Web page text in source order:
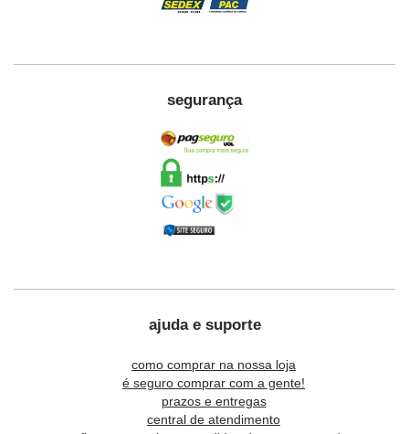
segurança
ajuda e suporte
como comprar na nossa loja
é seguro comprar com a gente!
prazos e entregas
central de atendimento